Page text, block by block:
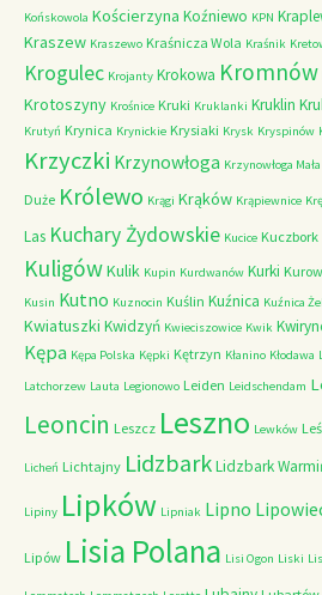
Końskowola Kościerzyna Koźniewo KPN
Kraszew Kraszewo Kraśnicza Wola Kraśnik
Krogulec Krojanty Krokowa Kromnów
Krotoszyny Krośnice Kruki Kruklanki Kruklin
Krutyń Krynica Krynickie Krysiaki Krysk Kryspinów
Krzyczki Krzynowłoga Krzynowłoga Mała
Duże Królewo Krągi Krąków Krąpiewnice
Las Kuchary Żydowskie Kucice Kuczbork
KuligówKulik Kupin Kurdwanów Kurki
Kusin Kutno Kuznocin Kuślin Kuźnica Kuźnica
Kwiatuszki Kwidzyń Kwieciszowice Kwik
Kępa Kępa Polska Kępki Kętrzyn Kłanino Kłodawa
Latchorzew Lauta Legionowo Leiden Leidschendam
Leoncin Leszcz Leszno Lewków
Licheń Lichtajny LidzbarkLidzbark
Lipiny Lipków Lipniak Lipno
Lipów Lisia Polana Lisi Ogon Liski